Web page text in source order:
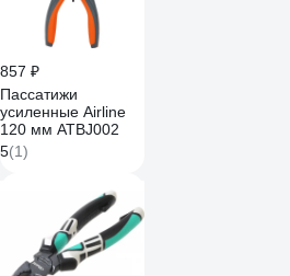
857 ₽
Пассатижи
усиленные Airline
120 мм ATBJ002
5(1)